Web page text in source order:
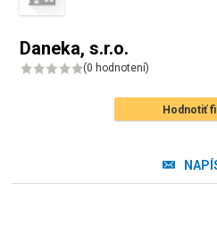
Daneka, s.r.o.
(0 hodnotení)
Hodnotiť